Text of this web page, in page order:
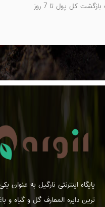
ضمانت بازگشت کل پول تا 7 روز
پایگاه اینترنتی نارگیل به